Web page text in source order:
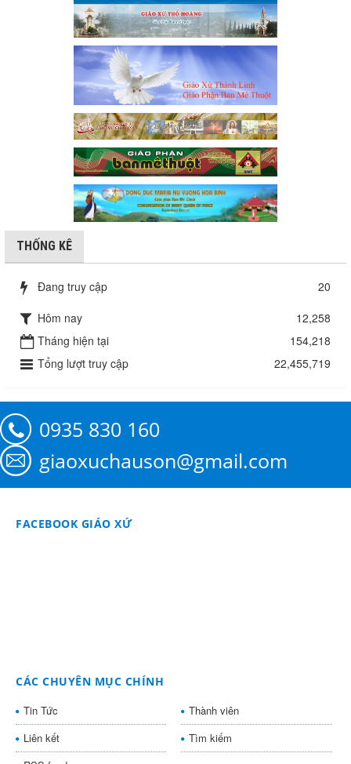
THỐNG KÊ
Đang truy cập
20
Hôm nay
12,258
Tháng hiện tại
154,218
Tổng lượt truy cập
22,455,719
0935 830 160
giaoxuchauson@gmail.com
FACEBOOK GIÁO XỨ
CÁC CHUYÊN MỤC CHÍNH
Tin Tức
Thành viên
Liên kết
Tìm kiếm